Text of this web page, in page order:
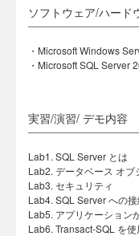
ソフトウェア/ハード
・Microsoft Windows
・Microsoft SQL Server
実習/演習/ デモ内容
Lab1. SQL Server とは
Lab2. データベース オブ
Lab3. セキュリティ
Lab4. SQL Server への
Lab5. アプリケーション
Lab6. Transact-SQL を